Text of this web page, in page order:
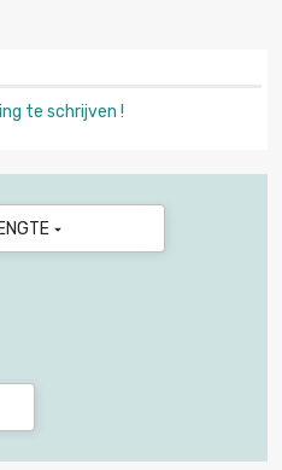
te schrijven !
